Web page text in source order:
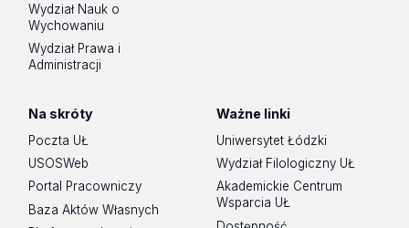
Wydział Nauk o
Wychowaniu
Wydział Prawa i
Administracji
Na skróty
Poczta UŁ
USOSWeb
Portal Pracowniczy
Baza Aktów Własnych
Ważne linki
Uniwersytet Łódzki
Wydział Filologiczny UŁ
Akademickie Centrum
Wsparcia UŁ